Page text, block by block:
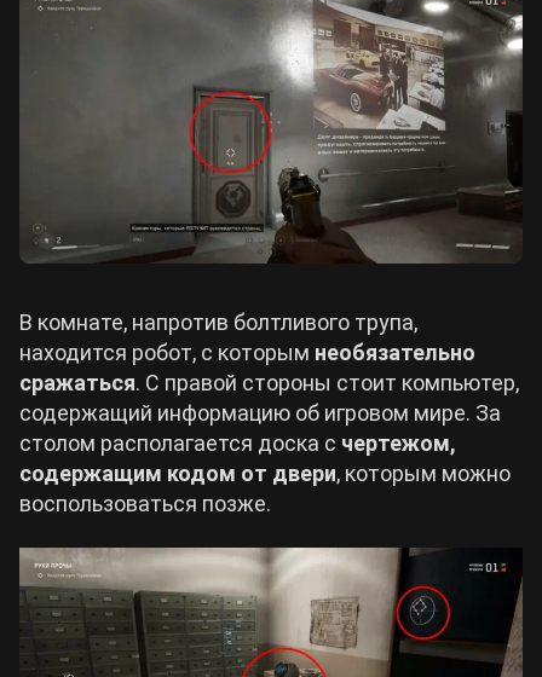
В комнате, напротив болтливого трупа,
находится робот, с которым необязательно
сражаться. С правой стороны стоит компьютер,
содержащий информацию об игровом мире. За
столом располагается доска с чертежом,
содержащим кодом от двери, которым можно
воспользоваться позже.